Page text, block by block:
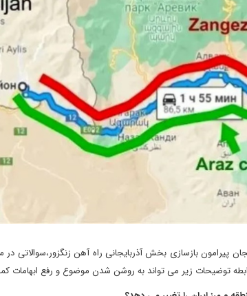
پیرامون بازسازی بخش آذربایجانی راه آهن زنگزور،سوالاتی
توضیحات زیر می تواند به روشن شدن موضوع و رفع ابهامات